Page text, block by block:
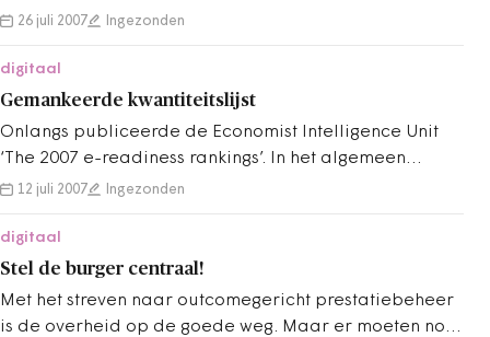
administratieve lasten. De rekening wordt…
26 juli 2007 Ingezonden
digitaal
Gemankeerde kwantiteitslijst
Onlangs publiceerde de Economist Intelligence Unit
‘The 2007 e-readiness rankings’. In het algemeen
klassement is ons land gezakt van…
12 juli 2007 Ingezonden
digitaal
Stel de burger centraal!
Met het streven naar outcomegericht prestatiebeheer
is de overheid op de goede weg. Maar er moeten nog